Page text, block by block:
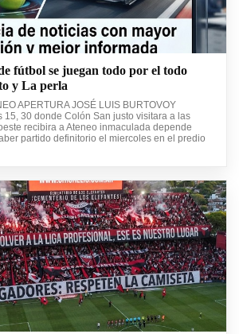
fútbol se juegan todo por el todo
y La perla
APERTURA JOSÉ LUIS BURTOVOY
15, 30 donde Colón San justo visitara a las
recibira a Ateneo inmaculada depende
partido definitorio el miercoles en el predio